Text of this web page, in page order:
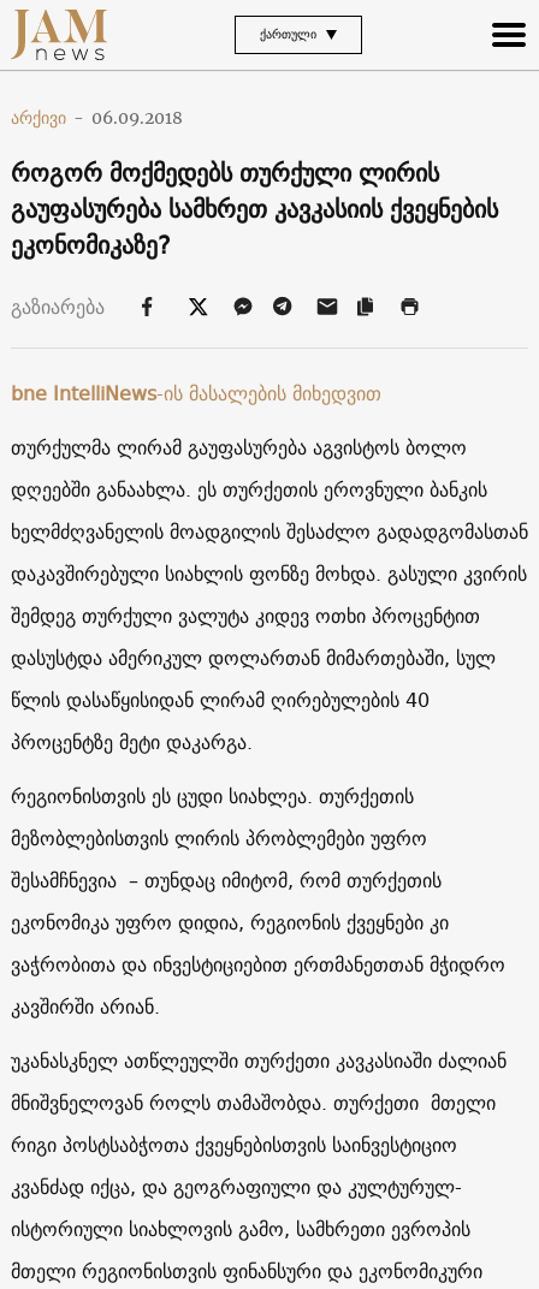
ᲥᲐᲠᲗᲣᲚᲘ
არქივი - 06.09.2018
როგორ მოქმედებს თურქული ლირის
გაუფასურება სამხრეთ კავკასიის ქვეყნების
ეკონომიკაზე?
გაზიარება
bne IntelliNews-ის მასალების მიხედვით
თურქულმა ლირამ გაუფასურება აგვისტოს ბოლო
დღეებში განაახლა. ეს თურქეთის ეროვნული ბანკის
ხელმძღვანელის მოადგილის შესაძლო გადადგომასთან
დაკავშირებული სიახლის ფონზე მოხდა. გასული კვირის
შემდეგ თურქული ვალუტა კიდევ ოთხი პროცენტით
დასუსტდა ამერიკულ დოლართან მიმართებაში, სულ
წლის დასაწყისიდან ლირამ ღირებულების 40
პროცენტზე მეტი დაკარგა.
რეგიონისთვის ეს ცუდი სიახლეა. თურქეთის
მეზობლებისთვის ლირის პრობლემები უფრო
შესამჩნევია – თუნდაც იმიტომ, რომ თურქეთის
ეკონომიკა უფრო დიდია, რეგიონის ქვეყნები კი
ვაჭრობითა და ინვესტიციებით ერთმანეთთან მჭიდრო
კავშირში არიან.
უკანასკნელ ათწლეულში თურქეთი კავკასიაში ძალიან
მნიშვნელოვან როლს თამაშობდა. თურქეთი მთელი
რიგი პოსტსაბჭოთა ქვეყნებისთვის საინვესტიციო
კვანძად იქცა, და გეოგრაფიული და კულტურულ-
ისტორიული სიახლოვის გამო, სამხრეთი ევროპის
მთელი რეგიონისთვის ფინანსური და ეკონომიკური